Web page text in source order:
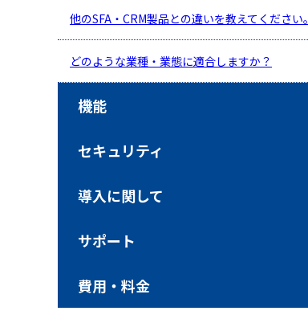
他のSFA・CRM製品との違いを教えてください。
どのような業種・業態に適合しますか？
機能
セキュリティ
導入に関して
サポート
費用・料金